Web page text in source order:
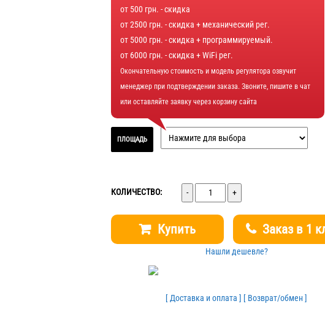
от 500 грн. - скидка
от 2500 грн. - скидка + механический рег.
от 5000 грн. - скидка + программируемый.
от 6000 грн. - скидка + WiFi рег.
Окончательную стоимость и модель регулятора озвучит
менеджер при подтверждении заказа. Звоните, пишите в чат
или оставляйте заявку через корзину сайта
ПЛОЩАДЬ
КОЛИЧЕСТВО: Количество
Купить Заказ в 1
Нашли дешевле?
[ Доставка и оплата ] [ Возврат/обмен ]